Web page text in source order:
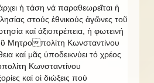
ἡ τάση νά παραθεωρεῖται ἡ
στούς ἐθνικούς ἀγῶνες τοῦ
καί ἀξιοπρέπεια, ἡ φωτεινή
Μητροπολίτη Κωνσταντίνου
καί μᾶς ὑποδεικνύει τό χρέος
Κωνσταντίνου
καί οἱ διώξεις πού